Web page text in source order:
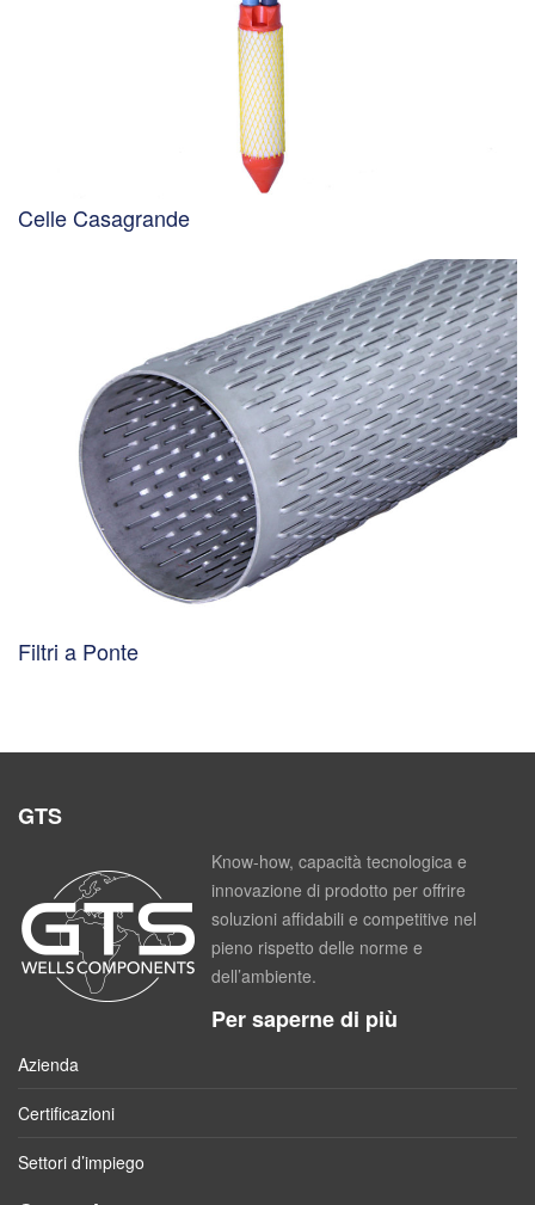
Celle Casagrande
Filtri a Ponte
GTS
Know-how, capacità tecnologica e
innovazione di prodotto per offrire
soluzioni affidabili e competitive nel
pieno rispetto delle norme e
dell’ambiente.
Per saperne di più
Azienda
Certificazioni
Settori d’impiego